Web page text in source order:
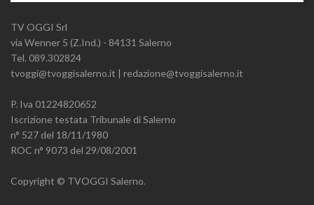
TV OGGI Srl
via Wenner 5 (Z.Ind.) - 84131 Salerno
Tel. 089.302824
tvoggi@tvoggisalerno.it | redazione@tvoggisalerno.it
P. Iva 01224820652
Iscrizione testata Tribunale di Salerno
n° 527 del 18/11/1980
ROC n° 9073 del 29/08/2001
Copyright © TVOGGI Salerno.